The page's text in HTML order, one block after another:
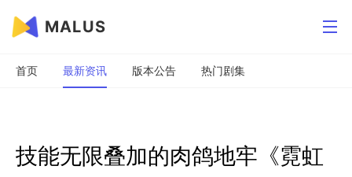
MALUS
首页 最新资讯 版本公告 热门剧集
技能无限叠加的肉鸽地牢《霓虹